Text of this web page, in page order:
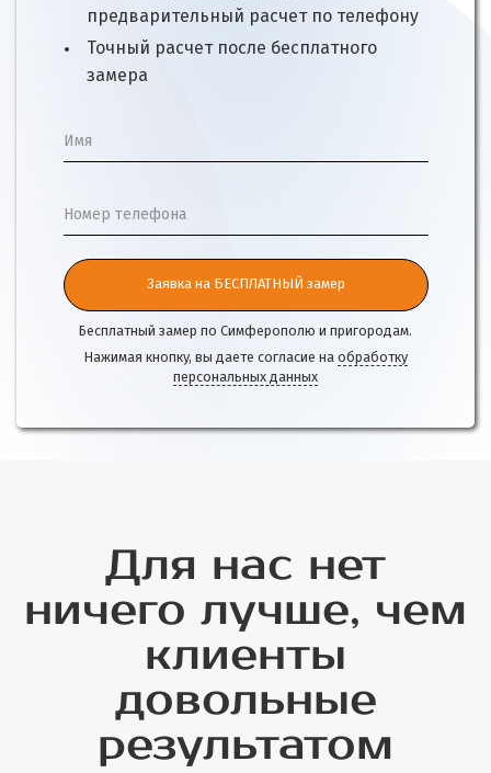
предварительный расчет по телефону
Точный расчет после бесплатного
замера
Имя
Номер телефона
Заявка на БЕСПЛАТНЫЙ замер
Бесплатный замер по Симферополю и пригородам.
Нажимая кнопку, вы даете согласие на обработку
персональных данных
Для нас нет
ничего лучше, чем
клиенты
довольные
результатом